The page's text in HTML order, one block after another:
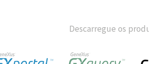
Descarregue os